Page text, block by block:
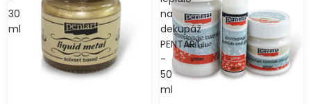
30
ml
na
dekupáž
PENTART
-
50
ml